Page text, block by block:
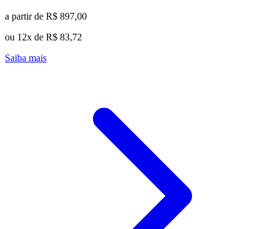
a partir de R$ 897,00
ou 12x de R$ 83,72
Saiba mais